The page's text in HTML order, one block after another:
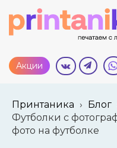
Акции
Принтаника › Блог
Футболки с
фото на футболке